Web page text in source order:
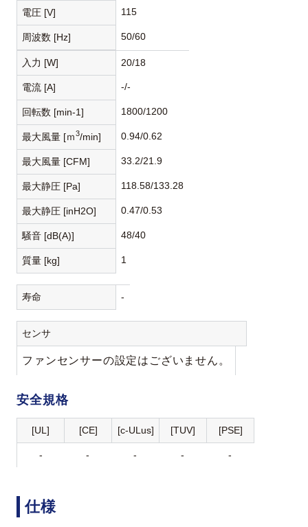
電圧 [V] 115
周波数 [Hz] 50/60
入力 [W] 20/18
電流 [A] -/-
回転数 [min-1] 1800/1200
最大風量 [ｍ3/min] 0.94/0.62
最大風量 [CFM] 33.2/21.9
最大静圧 [Pa] 118.58/133.28
最大静圧 [inH2O] 0.47/0.53
騒音 [dB(A)] 48/40
質量 [kg] 1
寿命 -
センサ
ファンセンサーの設定はございません。
安全規格
[UL] [CE] [c-ULus] [TUV] [PSE]
- - - - -
仕様